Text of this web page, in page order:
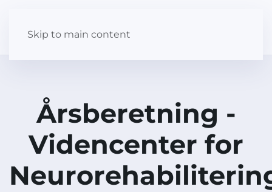
Skip to main content
Årsberetning -
Videncenter for